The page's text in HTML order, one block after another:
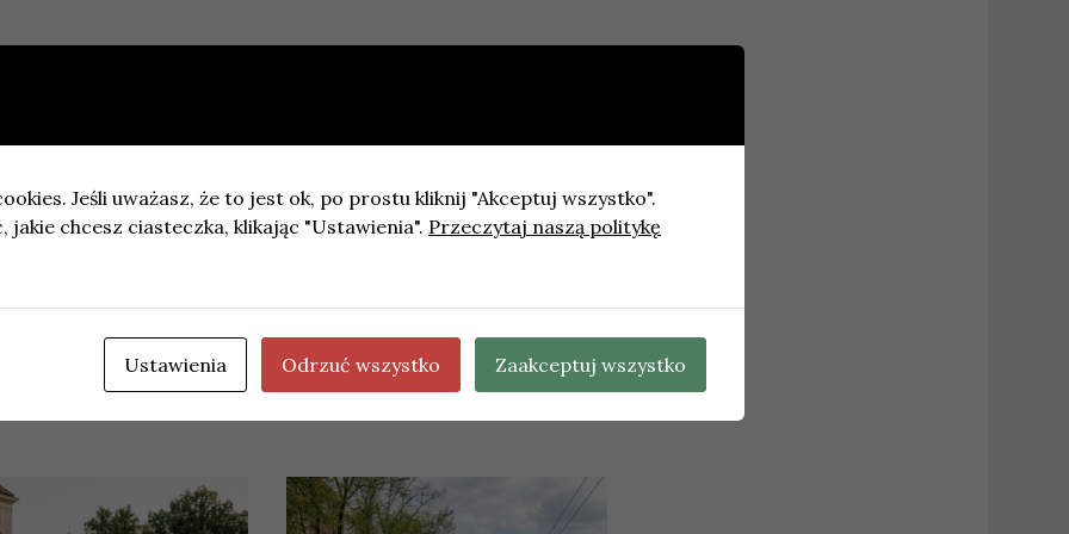
w zakresie zarządzania infrastrukturą drogową
zwycięstwo Panthers Wrocław nad Berlin Thunder. Wynik 50:12
Jeśli uważasz, że to jest ok, po prostu kliknij "Akceptuj wszystko".
jakie chcesz ciasteczka, klikając "Ustawienia". Przeczytaj naszą politykę
Ustawienia Odrzuć wszystko Zaakceptuj wszystko